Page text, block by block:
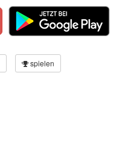
spielen